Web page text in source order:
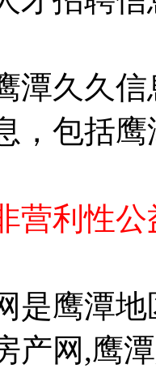
潭久久
，包括
营利性
是鹰潭
产网,鹰